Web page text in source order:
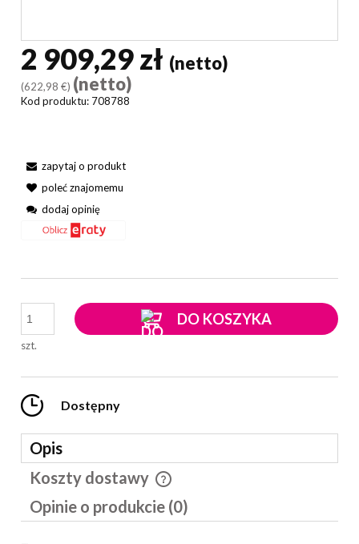
2 909,29 zł (netto)
(622,98 €) (netto)
Kod produktu: 708788
zapytaj o produkt
poleć znajomemu
dodaj opinię
szt.
DO KOSZYKA
Dostępny
Opis
Koszty dostawy
Cena nie zawiera ewentualnych kosztów płatności
Opinie o produkcie (0)